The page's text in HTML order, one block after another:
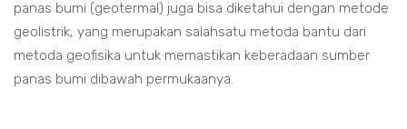
panas bumi (geotermal) juga bisa diketahui dengan metode
geolistrik, yang merupakan salahsatu metoda bantu dari
metoda geofisika untuk memastikan keberadaan sumber
panas bumi dibawah permukaanya.